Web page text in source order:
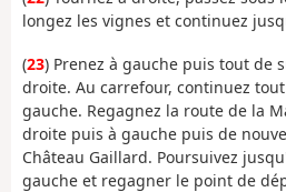
longez les vignes et continuez
(23) Prenez à gauche puis tout de
droite. Au carrefour, continuez
gauche. Regagnez la route de la
droite puis à gauche puis de
Château Gaillard. Poursuivez
gauche et regagner le point de